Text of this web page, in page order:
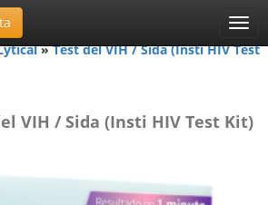
Menú
Ir a Web Corporativa
»Test del VIH / Sida (Insti HIV Test
VIH / Sida (Insti HIV Test Kit)